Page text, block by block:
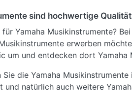
sind hochwertige
für Yamaha Musikinstrumente?
erwerben
um und entdecken dort
die Yamaha
natürlich auch weitere